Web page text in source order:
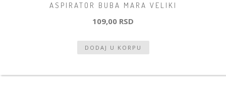
ASPIRATOR BUBA MARA VELIKI
109,00 RSD